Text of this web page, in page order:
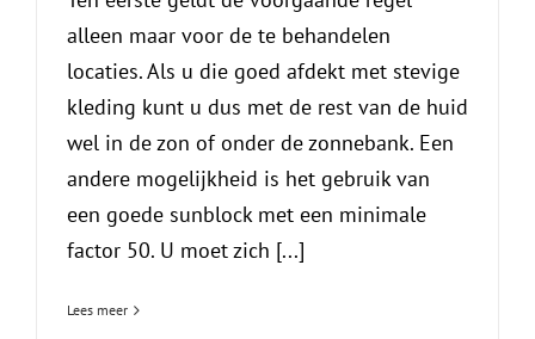
alleen maar voor de te behandelen
locaties. Als u die goed afdekt met stevige
kleding kunt u dus met de rest van de huid
wel in de zon of onder de zonnebank. Een
andere mogelijkheid is het gebruik van
een goede sunblock met een minimale
factor 50. U moet zich [...]
Lees meer